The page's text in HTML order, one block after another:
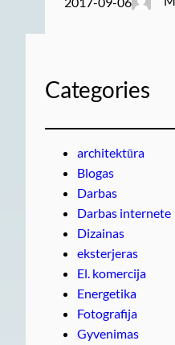
Categories
architektūra
Blogas
Darbas
Darbas internete
Dizainas
eksterjeras
El. komercija
Energetika
Fotografija
Gyvenimas